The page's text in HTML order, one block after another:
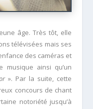
âge. Très tôt, elle
télévisées mais ses
des caméras et
ainsi qu’un
». Par la suite, cette
concours de chant
notoriété jusqu’à